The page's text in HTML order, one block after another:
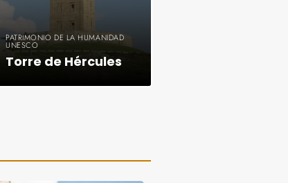
PATRIMONIO DE LA HUMANIDAD
UNESCO
Torre de Hércules